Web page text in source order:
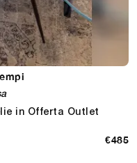
in Offerta Outlet
€485